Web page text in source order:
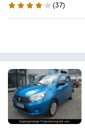
3.9 Sterne
(37)